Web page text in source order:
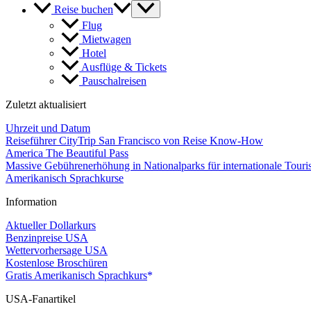
Reise buchen
Flug
Mietwagen
Hotel
Ausflüge & Tickets
Pauschalreisen
Zuletzt aktualisiert
Uhrzeit und Datum
Reiseführer CityTrip San Francisco von Reise Know-How
America The Beautiful Pass
Massive Gebührenerhöhung in Nationalparks für internationale
Amerikanisch Sprachkurse
Information
Aktueller Dollarkurs
Benzinpreise USA
Wettervorhersage USA
Kostenlose Broschüren
Gratis Amerikanisch Sprachkurs
USA-Fanartikel